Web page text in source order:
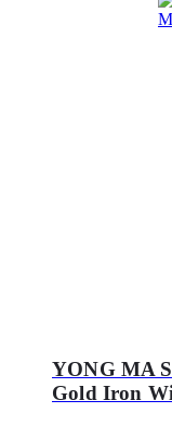
YONG MA
Gold Iron